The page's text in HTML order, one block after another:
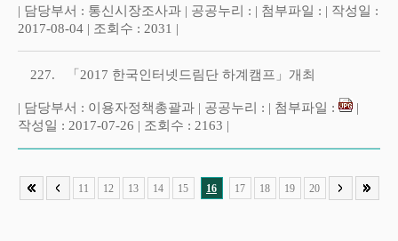
| 담당부서 : 통신시장조사과 | 공공누리 : | 첨부파일 : | 작성일 :
2017-08-04 | 조회수 : 2031 |
227. 「2017 한국인터넷드림단 하계캠프」개최
| 담당부서 : 이용자정책총괄과 | 공공누리 : | 첨부파일 :
|
작성일 : 2017-07-26 | 조회수 : 2163 |
11 12 13 14 15 16 17 18 19 20